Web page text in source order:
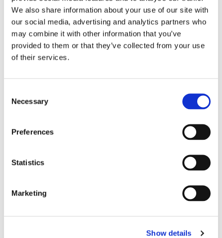
We also share information about your use of our site with
our social media, advertising and analytics partners who
may combine it with other information that you’ve
provided to them or that they’ve collected from your use
of their services.
Selection
Necessary
Preferences
Statistics
Marketing
Show details
FOLK/FÖRETAG
Kan få pris för #Lättaankar
SÄKERHET
Hallå där, Mikael Lindmark!